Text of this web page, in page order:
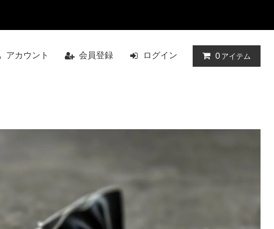
アカウント 会員登録 ログイン 0 アイテム